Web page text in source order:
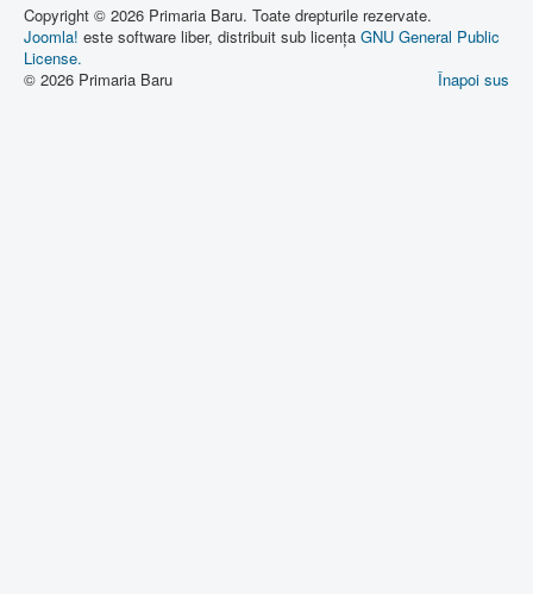
Copyright © 2026 Primaria Baru. Toate drepturile rezervate.
Joomla! este software liber, distribuit sub licența GNU General Public
License.
Înapoi sus
© 2026 Primaria Baru